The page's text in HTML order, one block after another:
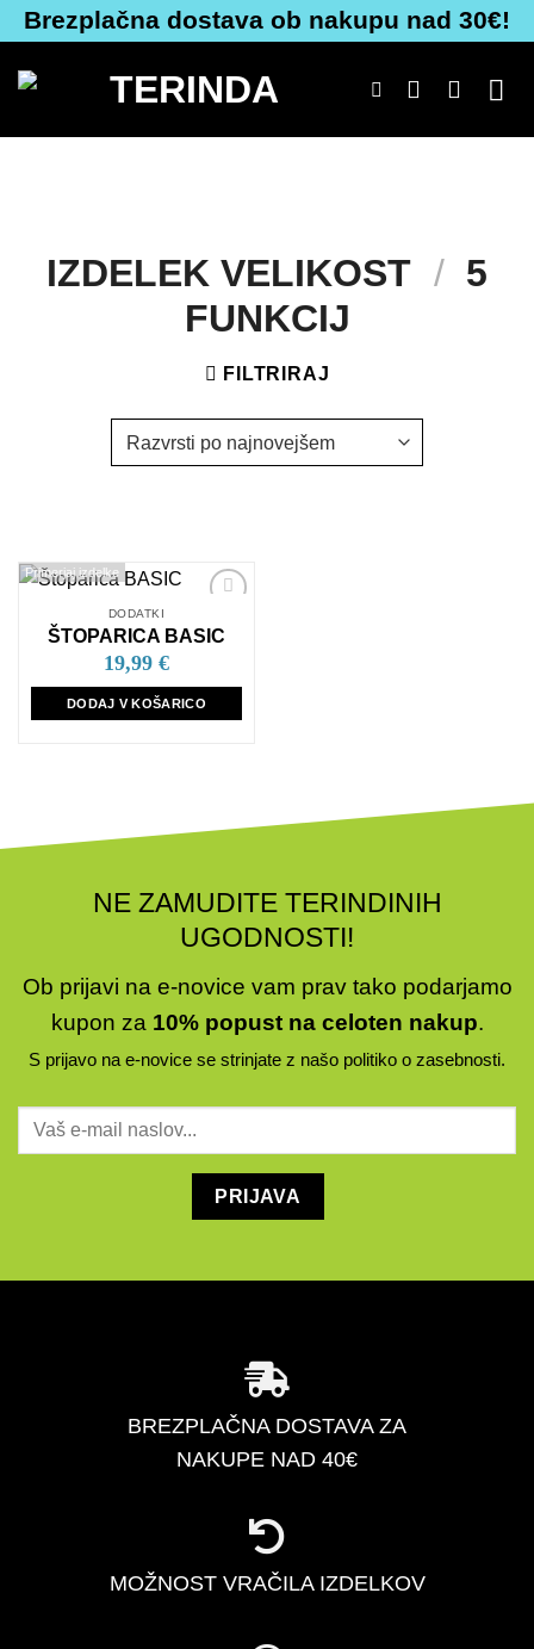
Skoči
na
vsebino
Brezplačna dostava ob nakupu nad 30€!
IZDELEK VELIKOST / 5
FUNKCIJ
FILTRIRAJ
na
DODATKI
ŠTOPARICA BASIC
19,99 €
DODAJ V KOŠARICO
Primerjaj izdelke
NE ZAMUDITE TERINDINIH
UGODNOSTI!
Ob prijavi na e-novice vam prav tako podarjamo
kupon za 10% popust na celoten nakup.
S prijavo na e-novice se strinjate z našo politiko o zasebnosti.
BREZPLAČNA DOSTAVA ZA
NAKUPE NAD 40€
MOŽNOST VRAČILA IZDELKOV